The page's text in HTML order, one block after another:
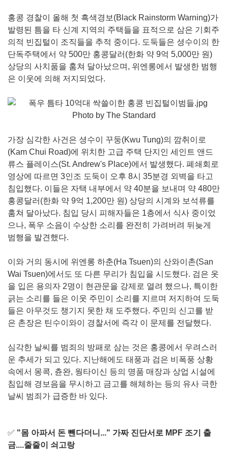
홍콩 경찰이 올해 첫 흑색경보(Black Rainstorm Warning)가
발령된 틈을 타 신계 지역의 주택들을 표적으로 삼은 기회주
의적 빈집털이 조직들을 추적 중이다. 도둑들은 셩수이의 한
단독주택에서 약 500만 홍콩달러(한화 약 9억 5,000만 원)
상당의 사치품을 훔쳐 달아났으며, 위엔롱에서 발생한 범행
은 이웃에 의해 저지되었다.
Photo by The Standard
가장 심각한 사건은 셩수이 꾸둥(Kwu Tung)의 깜취이로
(Kam Chui Road)에 위치한 고급 주택 단지인 세인트 앤드
류스 플레이스(St. Andrew's Place)에서 발생했다. 폐쇄회로
영상에 따르면 3인조 도둑이 오후 8시 35분경 외벽을 타고
침입했다. 이들은 자택 내부에서 약 40분을 보내며 약 480만
홍콩달러(한화 약 9억 1,200만 원) 상당의 시계와 보석류를
훔쳐 달아났다. 침입 당시 피해자들은 1층에서 식사 중이었
으나, 폭우 소음이 수상한 소리를 완전히 가려버려 뒤늦게
범행을 발견했다.
이와 거의 동시에 위엔롱 하춘(Ha Tsuen)의 산와이촌(San
Wai Tsuen)에서도 또 다른 무리가 침입을 시도했다. 검은 옷
을 입은 용의자 2명이 현관문을 강제로 열려 했으나, 특이한
긁는 소리를 들은 이웃 주민이 소리를 지르며 저지하여 도둑
들은 아무것도 챙기지 못한 채 도주했다. 주민의 신고를 받
은 촌장은 틴수이와이 경찰서에 즉각 이 문제를 전달했다.
심각한 날씨를 범죄의 방패로 삼는 것은 홍콩에서 우려스러
운 추세가 되고 있다. 지난해에도 태풍과 검은 비폭풍 상황
속에서 몽콕, 츈완, 웡타이신 등의 명품 매장과 상업 시설에
침입해 경보음을 무시하고 금고를 해체하는 등의 유사 극한
날씨 범죄가 급증한 바 있다.
✅ "몸 아파서 돈 뺀다더니..." 가짜 진단서로 MPF 조기 출
금....줄줄이 쇠고랑